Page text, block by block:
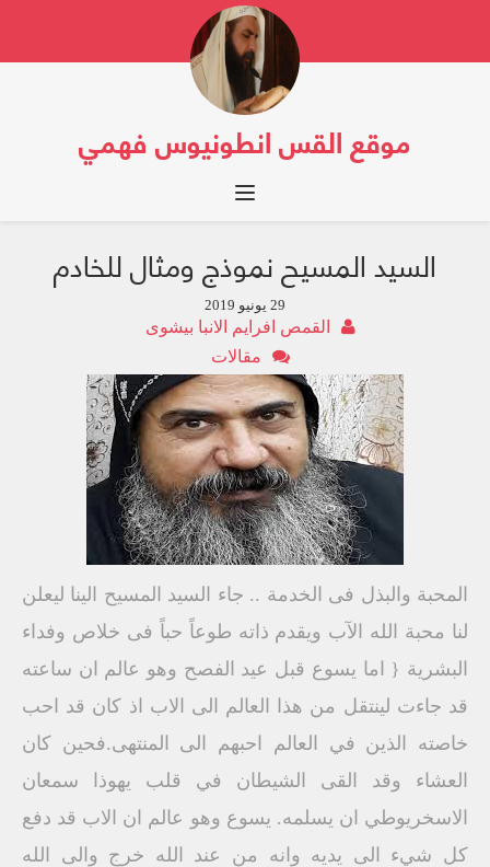
موقع القس انطونيوس فهمي
Toggle navigation
السيد المسيح نموذج ومثال للخادم
29 يونيو 2019
القمص افرايم الانبا بيشوى
مقالات
المحبة والبذل فى الخدمة .. جاء السيد المسيح الينا ليعلن
لنا محبة الله الآب ويقدم ذاته طوعاً حباً فى خلاص وفداء
البشرية { اما يسوع قبل عيد الفصح وهو عالم ان ساعته
قد جاءت لينتقل من هذا العالم الى الاب اذ كان قد احب
خاصته الذين في العالم احبهم الى المنتهى.فحين كان
العشاء وقد القى الشيطان في قلب يهوذا سمعان
الاسخريوطي ان يسلمه. يسوع وهو عالم ان الاب قد دفع
كل شيء الى يديه وانه من عند الله خرج والى الله